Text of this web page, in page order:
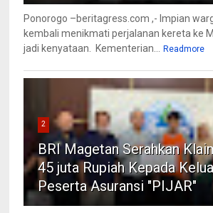
Ponorogo –beritagress.com ,- Impian
kembali menikmati perjalanan kereta ke
jadi kenyataan. Kementerian...
Readmore
2
BRI Magetan Serahkan
45 juta Rupiah Kepada
Peserta Asuransi "PIJAR"